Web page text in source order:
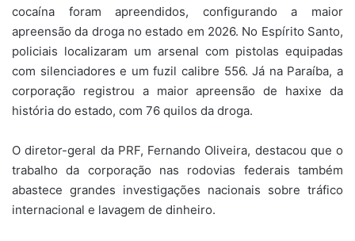
cocaína foram apreendidos, configurando a maior
apreensão da droga no estado em 2026. No Espírito Santo,
policiais localizaram um arsenal com pistolas equipadas
com silenciadores e um fuzil calibre 556. Já na Paraíba, a
corporação registrou a maior apreensão de haxixe da
história do estado, com 76 quilos da droga.
O diretor-geral da PRF, Fernando Oliveira, destacou que o
trabalho da corporação nas rodovias federais também
abastece grandes investigações nacionais sobre tráfico
internacional e lavagem de dinheiro.